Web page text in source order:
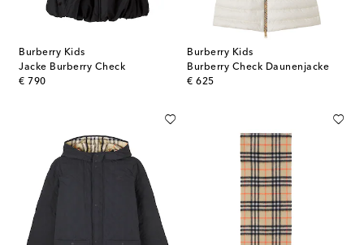
Burberry Kids
Jacke Burberry Check
€ 790
original price
Burberry Kids
Burberry Check Daunenjacke
€ 625
original price